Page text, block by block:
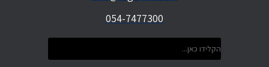
054-7477300